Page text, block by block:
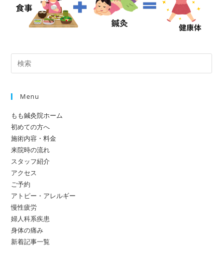
Menu
もも鍼灸院ホーム
初めての方へ
施術内容・料金
来院時の流れ
スタッフ紹介
アクセス
ご予約
アトピー・アレルギー
慢性疲労
婦人科系疾患
身体の痛み
新着記事一覧